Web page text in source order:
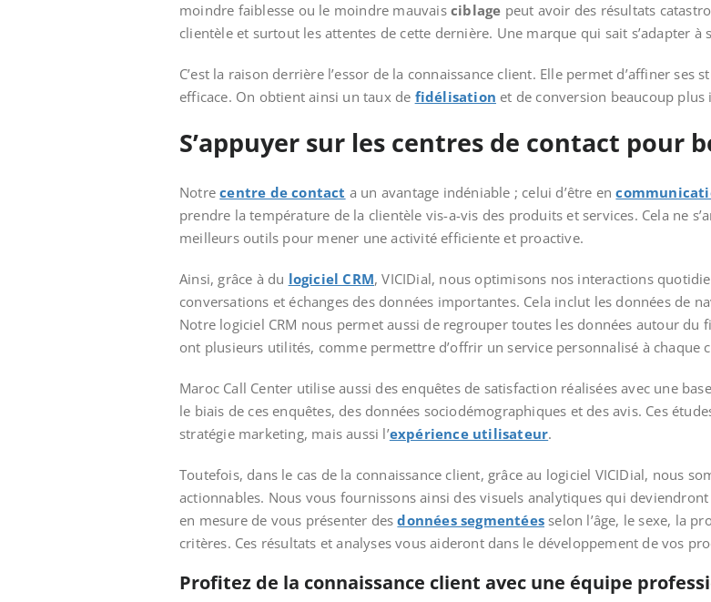
moindre faiblesse ou le moindre mauvais ciblage peut avoir des résultats
clientèle et surtout les attentes de cette dernière. Une marque qui sait s’adapter à
C’est la raison derrière l’essor de la connaissance client. Elle permet d’affiner ses
efficace. On obtient ainsi un taux de fidélisation et de conversion beaucoup
S’appuyer sur les centres de contact pour
Notrecentre de contact a un avantage indéniable ; celui d’être en
prendre la température de la clientèle vis-a-vis des produits et services. Cela ne
meilleurs outils pour mener une activité efficiente et proactive.
Ainsi, grâce à du logiciel CRM, VICIDial, nous optimisons nos interactions
conversations et échanges des données importantes. Cela inclut les données de
Notre logiciel CRM nous permet aussi de regrouper toutes les données autour
ont plusieurs utilités, comme permettre d’offrir un service personnalisé à chaque
Maroc Call Center utilise aussi des enquêtes de satisfaction réalisées avec une
le biais de ces enquêtes, des données sociodémographiques et des avis. Ces
stratégie marketing, mais aussi l’expérience utilisateur.
Toutefois, dans le cas de la connaissance client, grâce au logiciel VICIDial, nous
actionnables. Nous vous fournissons ainsi des visuels analytiques qui
en mesure de vous présenter desdonnées segmentées selon l’âge, le sexe, la
critères. Ces résultats et analyses vous aideront dans le développement de vos
Profitez de la connaissance client avec une équipe